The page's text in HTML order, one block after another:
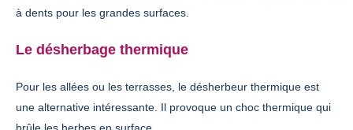
à dents pour les grandes surfaces.
Le désherbage thermique
Pour les allées ou les terrasses, le désherbeur thermique est
une alternative intéressante. Il provoque un choc thermique qui